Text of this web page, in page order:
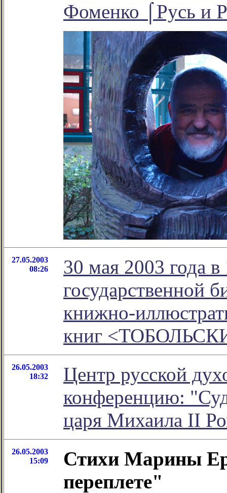
Фоменко ⌠Русь и
27.05.2003
08:26
30 мая 2003 года
государственной
книжно-
книг
26.05.2003
18:32
Центр русской
конференцию:
царя Михаила II
26.05.2003
15:09
Стихи Марины
переплете"